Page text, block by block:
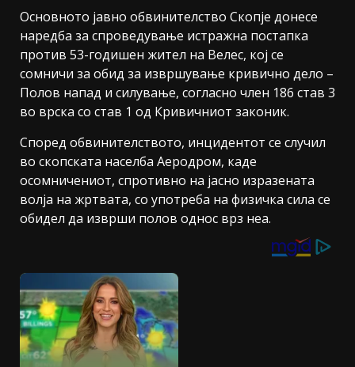
Основното јавно обвинителство Скопје донесе
наредба за спроведување истражна постапка
против 53-годишен жител на Велес, кој се
сомничи за обид за извршување кривично дело –
Полов напад и силување, согласно член 186 став 3
во врска со став 1 од Кривичниот законик.
Според обвинителството, инцидентот се случил
во скопската населба Аеродром, каде
осомничениот, спротивно на јасно изразената
волја на жртвата, со употреба на физичка сила се
обидел да изврши полов однос врз неа.